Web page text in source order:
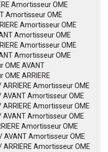
Amortisseur OME
Amortisseur OME
Amortisseur OME
Amortisseur OME
Amortisseur OME
Amortisseur OME
OME AVANT
OME ARRIERE
ARRIERE Amortisseur OME
AVANT Amortisseur OME
ARRIERE Amortisseur OME
AVANT Amortisseur OME
Amortisseur OME
AVANT Amortisseur OME
ARRIERE Amortisseur OME